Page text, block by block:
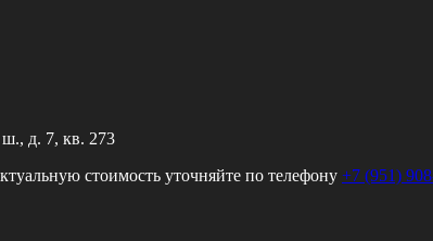
д. 7, кв. 273
стоимость уточняйте по телефону +7 (951)